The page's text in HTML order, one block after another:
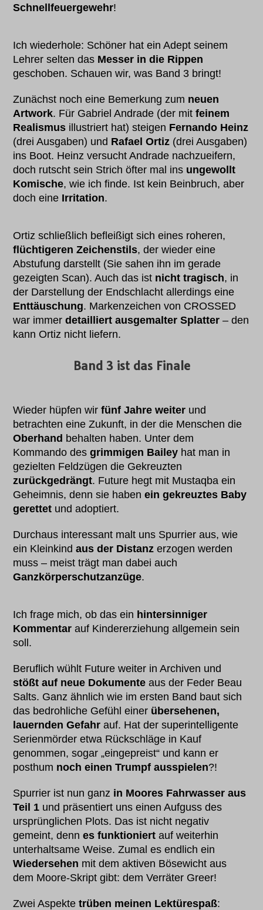
Schnellfeuergewehr!
Ich wiederhole: Schöner hat ein Adept seinem
Lehrer selten das Messer in die Rippen
geschoben. Schauen wir, was Band 3 bringt!
Zunächst noch eine Bemerkung zum neuen
Artwork. Für Gabriel Andrade (der mitfeinem
Realismus illustriert hat) steigen Fernando Heinz
(drei Ausgaben) und Rafael Ortiz (drei Ausgaben)
ins Boot. Heinz versucht Andrade nachzueifern,
doch rutscht sein Strich öfter mal ins ungewollt
Komische, wie ich finde. Ist kein Beinbruch, aber
doch eine Irritation.
Ortiz schließlich befleißigt sich eines roheren,
flüchtigeren Zeichenstils, der wieder eine
Abstufung darstellt (Sie sahen ihn im gerade
gezeigten Scan). Auch das ist nicht tragisch, in
der Darstellung der Endschlacht allerdings eine
Enttäuschung. Markenzeichen von CROSSED
war immerdetailliert ausgemalter Splatter – den
kann Ortiz nicht liefern.
Band 3 ist das Finale
Wieder hüpfen wirfünf Jahre weiter und
betrachten eine Zukunft, in der die Menschen die
Oberhand behalten haben. Unter dem
Kommando desgrimmigen Bailey hat man in
gezielten Feldzügen die Gekreuzten
zurückgedrängt. Future hegt mit Mustaqba ein
Geheimnis, denn sie habenein gekreuztes Baby
gerettet und adoptiert.
Durchaus interessant malt uns Spurrier aus, wie
ein Kleinkindaus der Distanz erzogen werden
muss – meist trägt man dabei auch
Ganzkörperschutzanzüge.
Ich frage mich, ob das ein hintersinniger
Kommentar auf Kindererziehung allgemein sein
soll.
Beruflich wühlt Future weiter in Archiven und
stößt auf neue Dokumente aus der Feder Beau
Salts. Ganz ähnlich wie im ersten Band baut sich
das bedrohliche Gefühl einer übersehenen,
lauernden Gefahr auf. Hat der superintelligente
Serienmörder etwa Rückschläge in Kauf
genommen, sogar „eingepreist“ und kann er
posthum noch einen Trumpf ausspielen?!
Spurrier ist nun ganz in Moores Fahrwasser aus
Teil 1 und präsentiert uns einen Aufguss des
ursprünglichen Plots. Das ist nicht negativ
gemeint, dennes funktioniert auf weiterhin
unterhaltsame Weise. Zumal es endlich ein
Wiedersehen mit dem aktiven Bösewicht aus
dem Moore-Skript gibt: dem Verräter Greer!
Zwei Aspektetrüben meinen Lektürespaß: